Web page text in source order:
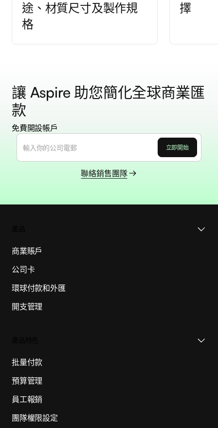
途、材質尺寸及製作規
格
擇
讓 Aspire 助您簡化全球商業匯
款
免費開設帳戶
聯絡銷售團隊
商業賬戶
公司卡
環球付款和外匯
開支管理
批量付款
預算管理
員工報銷
團隊權限設定